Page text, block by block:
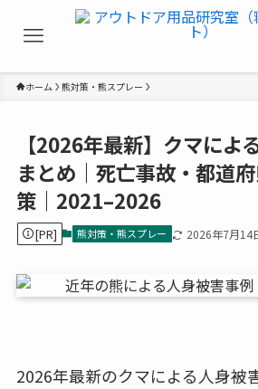
ホーム 熊対策・熊スプレー
【2026年最新】クマによ
まとめ｜死亡事故・都道
策｜2021–2026
[PR] 熊対策・熊スプレー 2026年7月14
2026年最新のクマによる人身被